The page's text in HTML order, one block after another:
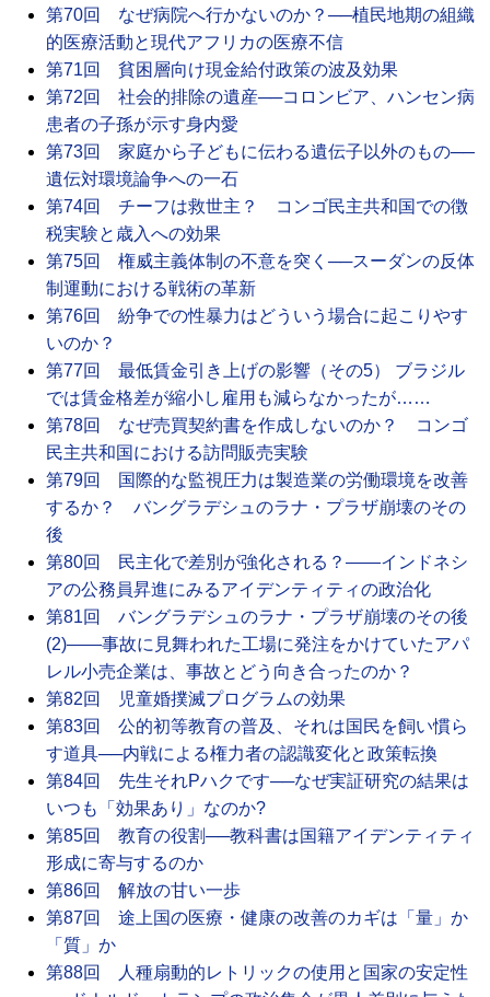
第70回 なぜ病院へ行かないのか？──植民地期の組織
的医療活動と現代アフリカの医療不信
第71回 貧困層向け現金給付政策の波及効果
第72回 社会的排除の遺産──コロンビア、ハンセン病
患者の子孫が示す身内愛
第73回 家庭から子どもに伝わる遺伝子以外のもの──
遺伝対環境論争への一石
第74回 チーフは救世主？ コンゴ民主共和国での徴
税実験と歳入への効果
第75回 権威主義体制の不意を突く──スーダンの反体
制運動における戦術の革新
第76回 紛争での性暴力はどういう場合に起こりやす
いのか？
第77回 最低賃金引き上げの影響（その5） ブラジル
では賃金格差が縮小し雇用も減らなかったが……
第78回 なぜ売買契約書を作成しないのか？ コンゴ
民主共和国における訪問販売実験
第79回 国際的な監視圧力は製造業の労働環境を改善
するか？ バングラデシュのラナ・プラザ崩壊のその
後
第80回 民主化で差別が強化される？――インドネシ
アの公務員昇進にみるアイデンティティの政治化
第81回 バングラデシュのラナ・プラザ崩壊のその後
(2)――事故に見舞われた工場に発注をかけていたアパ
レル小売企業は、事故とどう向き合ったのか？
第82回 児童婚撲滅プログラムの効果
第83回 公的初等教育の普及、それは国民を飼い慣ら
す道具──内戦による権力者の認識変化と政策転換
第84回 先生それPハクです──なぜ実証研究の結果は
いつも「効果あり」なのか?
第85回 教育の役割──教科書は国籍アイデンティティ
形成に寄与するのか
第86回 解放の甘い一歩
第87回 途上国の医療・健康の改善のカギは「量」か
「質」か
第88回 人種扇動的レトリックの使用と国家の安定性